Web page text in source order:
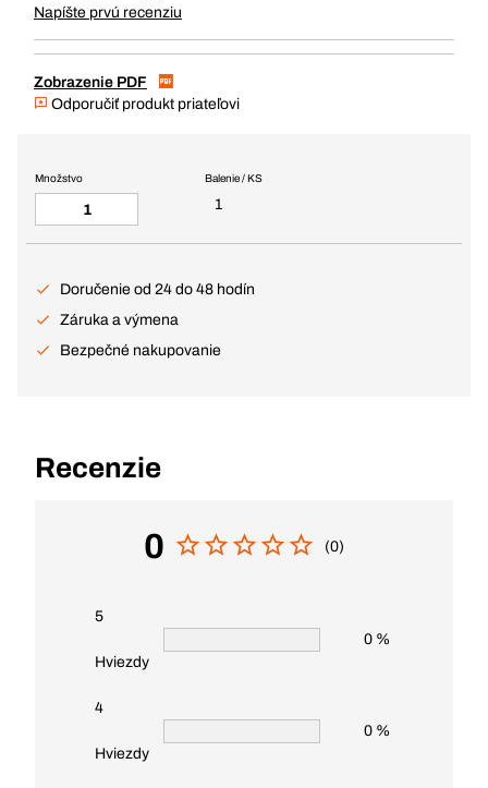
Napíšte prvú recenziu
Zobrazenie PDF
Odporučiť produkt priateľovi
Balenie / KS
1
Množstvo
Doručenie od 24 do 48 hodín
Záruka a výmena
Bezpečné nakupovanie
Recenzie
0 (0)
5
Hviezdy
0 %
4
Hviezdy
0 %